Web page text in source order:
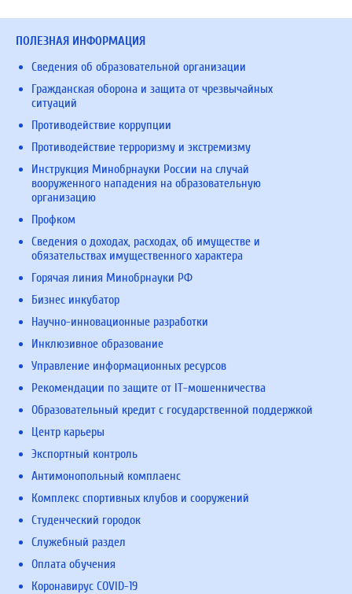
ПОЛЕЗНАЯ ИНФОРМАЦИЯ
Сведения об образовательной организации
Гражданская оборона и защита от чрезвычайных
ситуаций
Противодействие коррупции
Противодействие терроризму и экстремизму
Инструкция Минобрнауки России на случай
вооруженного нападения на образовательную
организацию
Профком
Сведения о доходах, расходах, об имуществе и
обязательствах имущественного характера
Горячая линия Минобрнауки РФ
Бизнес инкубатор
Научно-инновационные разработки
Инклюзивное образование
Управление информационных ресурсов
Рекомендации по защите от IT-мошенничества
Образовательный кредит с государственной поддержкой
Центр карьеры
Экспортный контроль
Антимонопольный комплаенс
Комплекс спортивных клубов и сооружений
Студенческий городок
Служебный раздел
Оплата обучения
Коронавирус COVID-19